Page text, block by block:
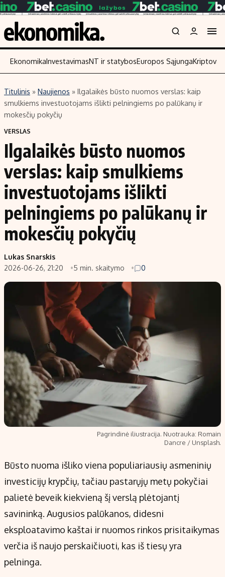
Turinys
Naujienos
Aplinka
Verslas
Energetika
Politika
NT ir statybos
Skaitykite
Žemės ūkis
Technologijos
Populiarios temos
Investavimas
Akcijų rinka
Saulės elektrinės
Kriptovaliutos
Migracija
Titulinis
Nedarbo išmokos skaičiuoklė
Indėliai
Indėlių skaičiuoklė
Būsto finansai
Įdomios naujienos
Redakcija
Apie mus
Redakcijos politika
Privatumo politika
Regionų naujienos
Indėlių palūkanos
EkonomikaInvestavimasNT ir statybosEuropos Sąjunga
Titulinis » Naujienos » Ilgalaikės būsto nuomos verslas: kaip
smulkiems investuotojams išlikti pelningiems po palūkanų ir
mokesčių pokyčių
VERSLAS
Ilgalaikės būsto nuomos
verslas: kaip smulkiems
investuotojams išlikti
pelningiems po palūkanų ir
mokesčių pokyčių
Lukas Snarskis
2026-06-26, 21:20
5 min. skaitymo 0
Pagrindinė iliustracija. Nuotrauka: Romain
Dancre / Unsplash.
Būsto nuoma išliko viena populiariausių asmeninių
investicijų krypčių, tačiau pastarųjų metų pokyčiai
palietė beveik kiekvieną šį verslą plėtojantį
savininką. Augusios palūkanos, didesni
eksploatavimo kaštai ir nuomos rinkos prisitaikymas
verčia iš naujo perskaičiuoti, kas iš tiesų yra
pelninga.